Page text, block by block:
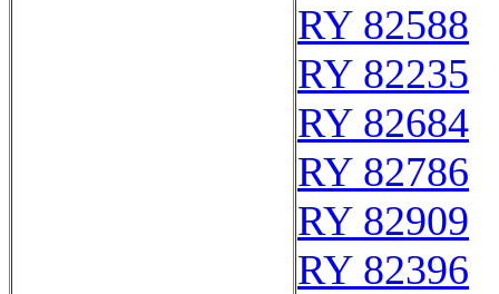
RY 82588
RY 82235
RY 82684
RY 82786
RY 82909
RY 82396